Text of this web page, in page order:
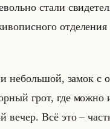
стали
небольшой, замок с
грот, где можно
вечер. Всё это –